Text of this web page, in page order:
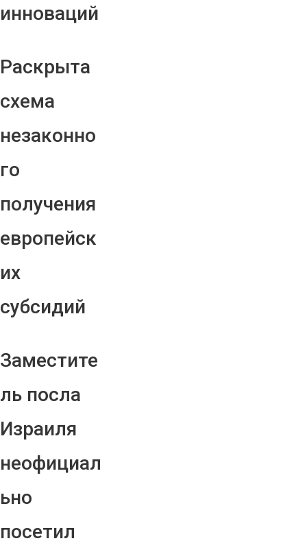
инноваций
Раскрыта
схема
незаконно
го
получения
европейск
их
субсидий
Заместите
ль посла
Израиля
неофициал
ьно
посетил